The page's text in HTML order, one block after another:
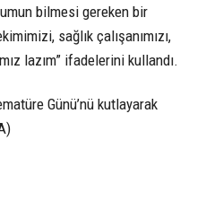
bilmesi gereken bir
sağlık çalışanımızı,
lazım” ifadelerini kullandı.
Günü’nü kutlayarak